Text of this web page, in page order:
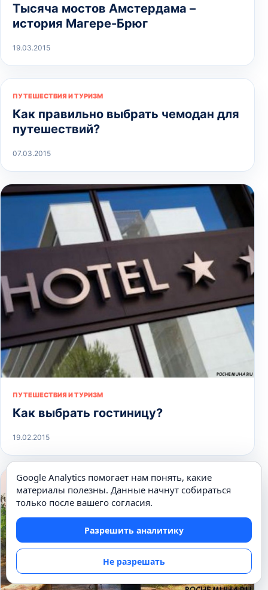
Тысяча мостов Амстердама –
история Магере-Брюг
19.03.2015
ПУТЕШЕСТВИЯ И ТУРИЗМ
Как правильно выбрать чемодан для
путешествий?
07.03.2015
ПУТЕШЕСТВИЯ И ТУРИЗМ
Как выбрать гостиницу?
19.02.2015
Google Analytics помогает нам понять, какие
материалы полезны. Данные начнут собираться
только после вашего согласия.
Разрешить аналитику
Не разрешать